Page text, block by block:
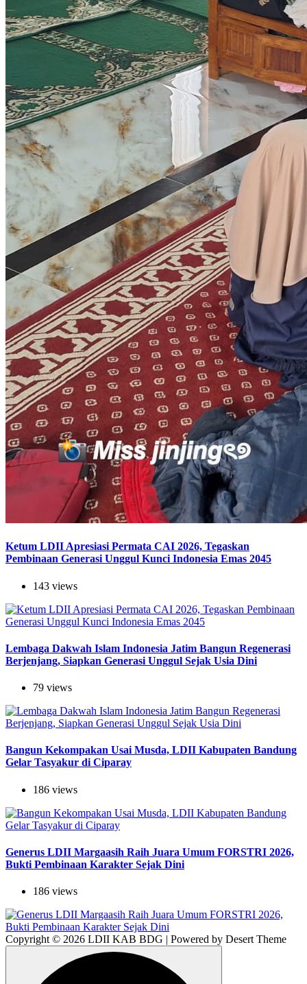
Ketum LDII Apresiasi Permata CAI 2026, Tegaskan
Pembinaan Generasi Unggul Kunci Indonesia Emas 2045
143 views
Lembaga Dakwah Islam Indonesia Jatim Bangun Regenerasi
Berjenjang, Siapkan Generasi Unggul Sejak Usia Dini
79 views
Bangun Kekompakan Usai Musda, LDII Kabupaten Bandung
Gelar Tasyakur di Ciparay
186 views
Generus LDII Margaasih Raih Juara Umum FORSTRI 2026,
Bukti Pembinaan Karakter Sejak Dini
186 views
Copyright © 2026 LDII KAB BDG | Powered by Desert Theme